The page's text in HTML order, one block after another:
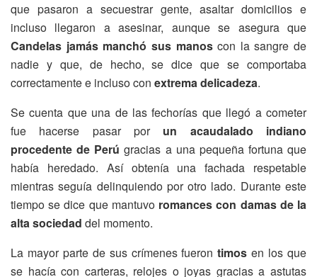
que pasaron a secuestrar gente, asaltar domicilios e
incluso llegaron a asesinar, aunque se asegura que
Candelas jamás manchó sus manoscon la sangre de
nadie y que, de hecho, se dice que se comportaba
correctamente e incluso con extrema delicadeza.
Se cuenta que una de las fechorías que llegó a cometer
fue hacerse pasar por un acaudalado indiano
procedente de Perú gracias a una pequeña fortuna que
había heredado. Así obtenía una fachada respetable
mientras seguía delinquiendo por otro lado. Durante este
tiempo se dice que mantuvo romances con damas de la
alta sociedad del momento.
La mayor parte de sus crímenes fuerontimosen los que
se hacía con carteras, relojes o joyas gracias a astutas